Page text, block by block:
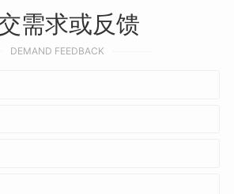
需求或反馈
DEMAND FEEDBACK